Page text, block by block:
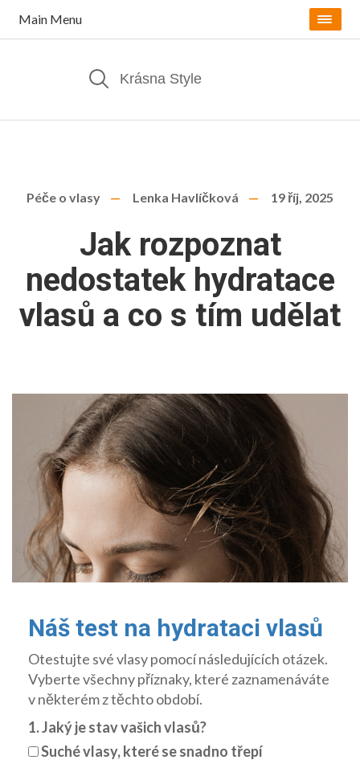
Main Menu
Péče o vlasy Lenka Havlíčková 19 říj, 2025
Jak rozpoznat
nedostatek hydratace
vlasů a co s tím udělat
Náš test na hydrataci vlasů
Otestujte své vlasy pomocí následujících otázek.
Vyberte všechny příznaky, které zaznamenáváte
v některém z těchto období.
1. Jaký je stav vašich vlasů?
Suché vlasy, které se snadno třepí